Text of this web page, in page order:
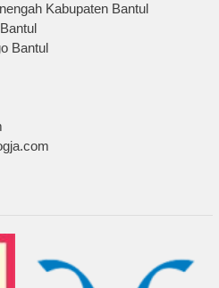
Kabupaten Bantul
Bantul